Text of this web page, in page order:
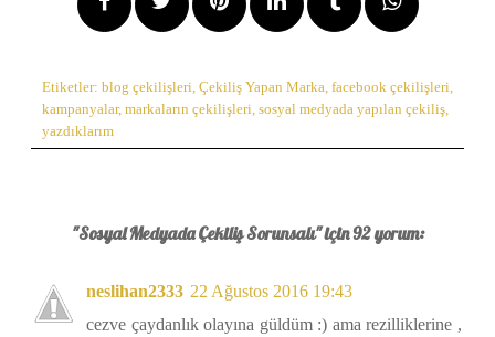
Etiketler: blog çekilişleri Çekiliş Yapan Marka facebook çekilişleri
kampanyalar, markaların çekilişleri sosyal medyada yapılan çekiliş
yazdıklarım
"Sosyal Medyada Çekiliş Sorunsalı" için 92 yorum:
neslihan2333 22 Ağustos 2016 19:43
cezve çaydanlık olayına güldüm :) ama rezilliklerine ,